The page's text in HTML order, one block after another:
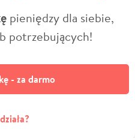
pieniędzy dla siebie,
potrzebujących!
- za darmo